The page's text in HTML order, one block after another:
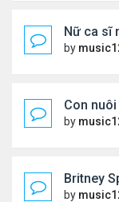
Nữ ca sĩ
by
Con
by
Britney
by